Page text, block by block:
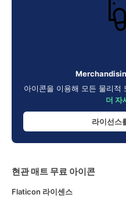
아이콘을 이용해 모든 물리적
더 자
라이선스
현관 매트 무료 아이콘
Flaticon 라이센스